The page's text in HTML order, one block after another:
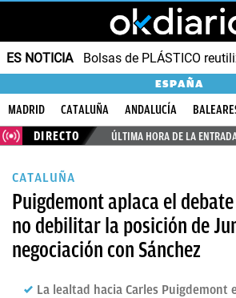
ES NOTICIA Bolsas de PLÁSTICO
ESPAÑA
MADRID CATALUÑA ANDALUCÍA
DIRECTO
ÚLTIMA HORA DE LA
CATALUÑA
Puigdemont aplaca el
no debilitar la posición de
negociación con Sánchez
La lealtad hacia Carles Puigdemont